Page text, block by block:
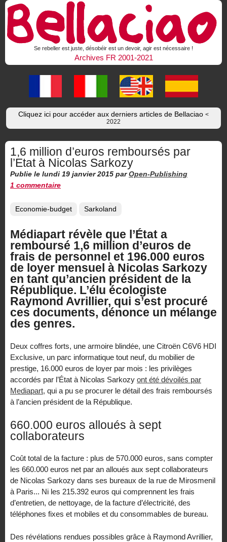
Se rebeller est juste, désobéir est un devoir, agir est nécessaire !
Archives FR 2001-2021
Cliquez ici pour accéder aux derniers articles de Bellaciao <
2022
1,6 million d’euros remboursés par
l’Etat à Nicolas Sarkozy
Publie le lundi 19 janvier 2015 par Open-Publishing
1 commentaire
Economie-budget Sarkoland
Médiapart révèle que l’État a
remboursé 1,6 million d’euros de
frais de personnel et 196.000 euros
de loyer mensuel à Nicolas Sarkozy
en tant qu’ancien président de la
République. L’élu écologiste
Raymond Avrillier, qui s’est procuré
ces documents, dénonce un mélange
des genres.
Deux coffres forts, une armoire blindée, une Citroën C6V6 HDI
Exclusive, un parc informatique tout neuf, du mobilier de
prestige, 16.000 euros de loyer par mois : les privilèges
accordés par l’État à Nicolas Sarkozy ont été dévoilés par
Mediapart, qui a pu se procurer le détail des frais remboursés
à l’ancien président de la République.
660.000 euros alloués à sept
collaborateurs
Coût total de la facture : plus de 570.000 euros, sans compter
les 660.000 euros net par an alloués aux sept collaborateurs
de Nicolas Sarkozy dans ses bureaux de la rue de Mirosmenil
à Paris... Ni les 215.392 euros qui comprennent les frais
d’entretien, de nettoyage, de la facture d’électricité, des
téléphones fixes et mobiles et du consommables de bureau.
Des révélations rendues possibles grâce à Raymond Avrillier,